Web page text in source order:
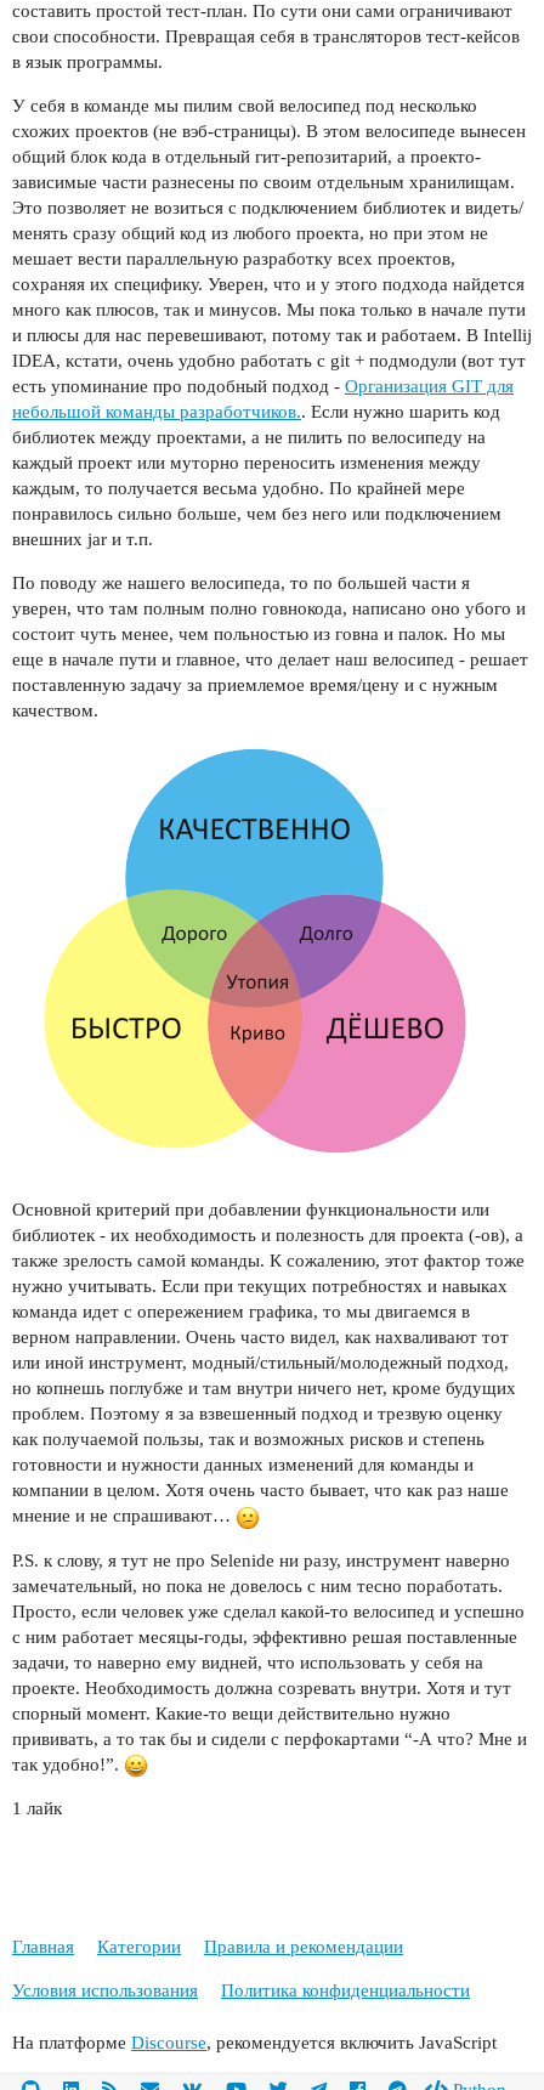
составить простой тест-план. По сути они сами ограничивают
свои способности. Превращая себя в трансляторов тест-кейсов
в язык программы.
У себя в команде мы пилим свой велосипед под несколько
схожих проектов (не вэб-страницы). В этом велосипеде вынесен
общий блок кода в отдельный гит-репозитарий, а проекто-
зависимые части разнесены по своим отдельным хранилищам.
Это позволяет не возиться с подключением библиотек и видеть/
менять сразу общий код из любого проекта, но при этом не
мешает вести параллельную разработку всех проектов,
сохраняя их специфику. Уверен, что и у этого подхода найдется
много как плюсов, так и минусов. Мы пока только в начале пути
и плюсы для нас перевешивают, потому так и работаем. В Intellij
IDEA, кстати, очень удобно работать с git + подмодули (вот тут
есть упоминание про подобный подход - Организация GIT для
небольшой команды разработчиков.. Если нужно шарить код
библиотек между проектами, а не пилить по велосипеду на
каждый проект или муторно переносить изменения между
каждым, то получается весьма удобно. По крайней мере
понравилось сильно больше, чем без него или подключением
внешних jar и т.п.
По поводу же нашего велосипеда, то по большей части я
уверен, что там полным полно говнокода, написано оно убого и
состоит чуть менее, чем польностью из говна и палок. Но мы
еще в начале пути и главное, что делает наш велосипед - решает
поставленную задачу за приемлемое время/цену и с нужным
качеством.
Основной критерий при добавлении функциональности или
библиотек - их необходимость и полезность для проекта (-ов), а
также зрелость самой команды. К сожалению, этот фактор тоже
нужно учитывать. Если при текущих потребностях и навыках
команда идет с опережением графика, то мы двигаемся в
верном направлении. Очень часто видел, как нахваливают тот
или иной инструмент, модный/стильный/молодежный подход,
но копнешь поглубже и там внутри ничего нет, кроме будущих
проблем. Поэтому я за взвешенный подход и трезвую оценку
как получаемой пользы, так и возможных рисков и степень
готовности и нужности данных изменений для команды и
компании в целом. Хотя очень часто бывает, что как раз наше
мнение и не спрашивают…
P.S. к слову, я тут не про Selenide ни разу, инструмент наверно
замечательный, но пока не довелось с ним тесно поработать.
Просто, если человек уже сделал какой-то велосипед и успешно
с ним работает месяцы-годы, эффективно решая поставленные
задачи, то наверно ему видней, что использовать у себя на
проекте. Необходимость должна созревать внутри. Хотя и тут
спорный момент. Какие-то вещи действительно нужно
прививать, а то так бы и сидели с перфокартами “-А что? Мне и
так удобно!”.
1 лайк
Главная Категории Правила и рекомендации
Условия использования Политика конфиденциальности
На платформе Discourse, рекомендуется включить JavaScript